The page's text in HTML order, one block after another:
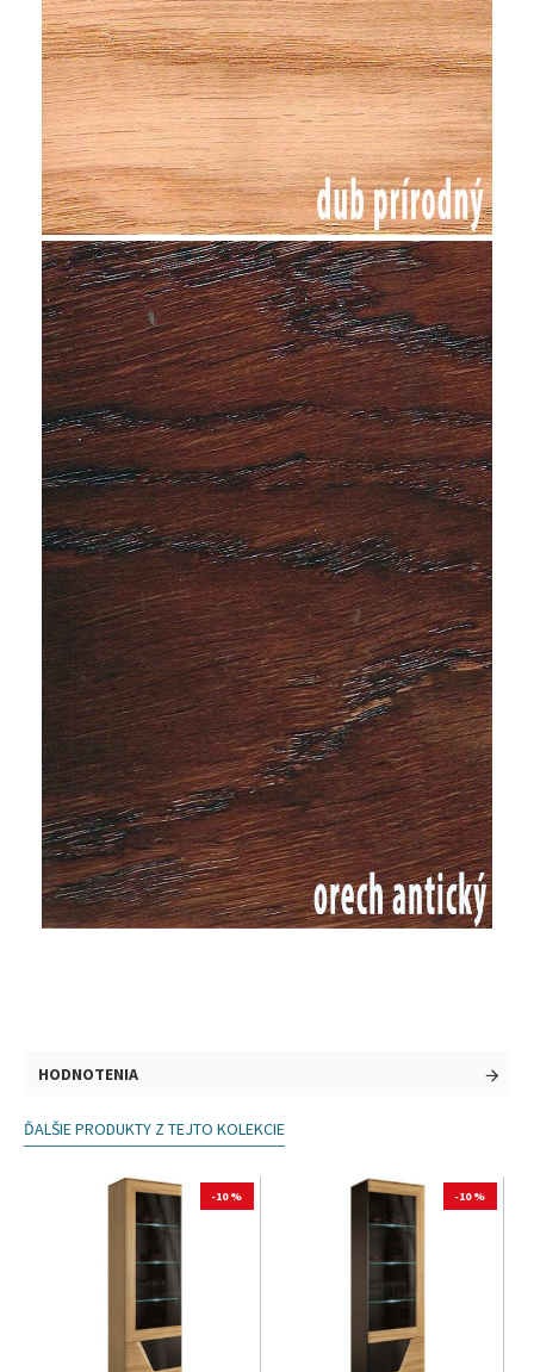
HODNOTENIA
ĎALŠIE PRODUKTY Z TEJTO KOLEKCIE
-10 % -10 %